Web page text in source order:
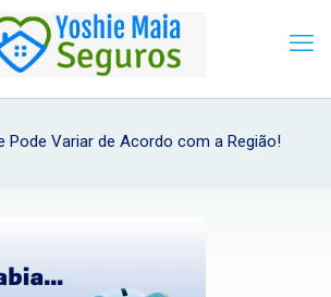
Pode Variar de Acordo com a Região!